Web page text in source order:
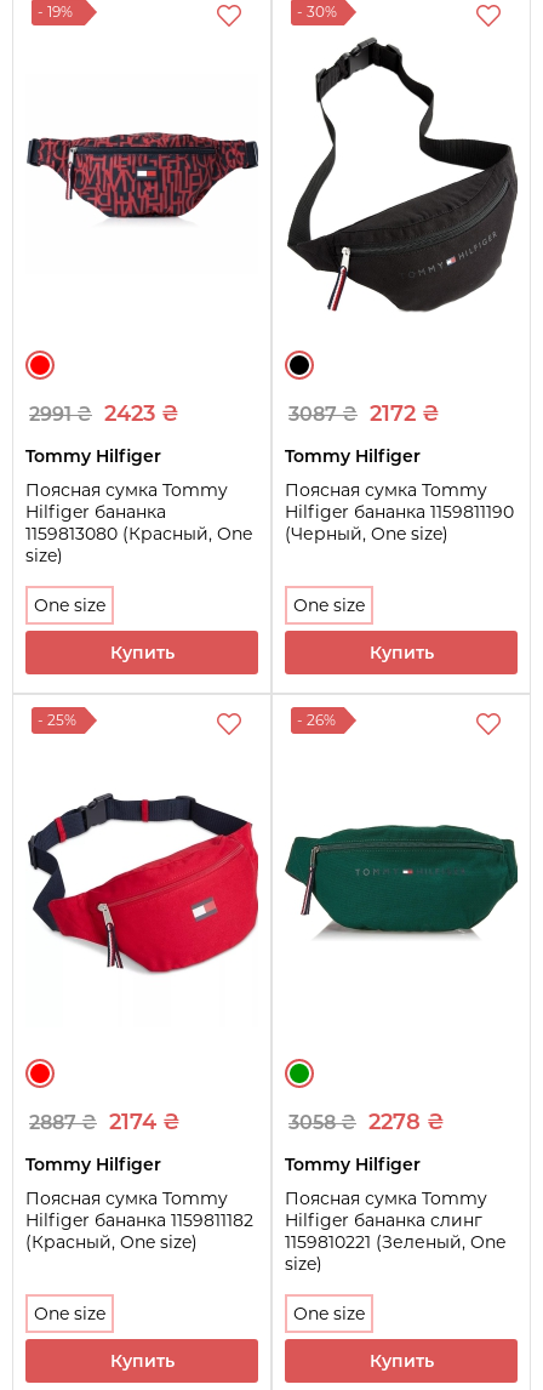
- 19%
2991 ₴ 2423 ₴
Tommy Hilfiger
Поясная сумка Tommy
Hilfiger бананка
1159813080 (Красный, One
size)
One size
Купить
- 30%
3087 ₴ 2172 ₴
Tommy Hilfiger
Поясная сумка Tommy
Hilfiger бананка 1159811190
(Черный, One size)
One size
Купить
- 25%
2887 ₴ 2174 ₴
Tommy Hilfiger
Поясная сумка Tommy
Hilfiger бананка 1159811182
(Красный, One size)
One size
Купить
- 26%
3058 ₴ 2278 ₴
Tommy Hilfiger
Поясная сумка Tommy
Hilfiger бананка слинг
1159810221 (Зеленый, One
size)
One size
Купить